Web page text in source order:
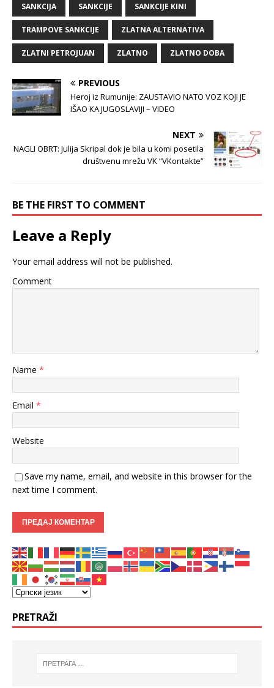
SANKCIJA SANKCIJE SANKCIJE KINI
TRAMPOVE SANKCIJE ZLATNA ALTERNATIVA
ZLATNI PETROJUAN ZLATNO ZLATNO DOBA
PREVIOUS
Heroj iz Rumunije: ZAUSTAVIO NATO VOZ KOJI JE
IŠAO KA JUGOSLAVIJI – VIDEO
NEXT
NAGLI OBRT: Julija Skripal dok je bila u komi posetila
društvenu mrežu VK “VKontakte”
BE THE FIRST TO COMMENT
Leave a Reply
Your email address will not be published.
Comment
Name *
Email *
Website
Save my name, email, and website in this browser for the
next time I comment.
PRETRAŽI